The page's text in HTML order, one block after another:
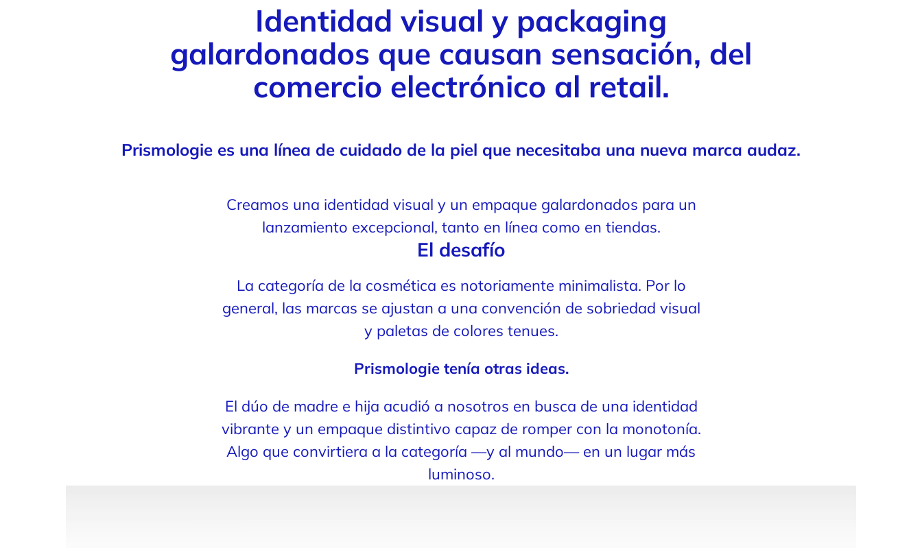
Identidad visual y packaging
galardonados que causan sensación, del
comercio electrónico al retail.
Prismologie es una línea de cuidado de la piel que necesitaba una nueva marca audaz.
Creamos una identidad visual y un empaque galardonados para un
lanzamiento excepcional, tanto en línea como en tiendas.
El desafío
La categoría de la cosmética es notoriamente minimalista. Por lo
general, las marcas se ajustan a una convención de sobriedad visual
y paletas de colores tenues.
Prismologie tenía otras ideas.
El dúo de madre e hija acudió a nosotros en busca de una identidad
vibrante y un empaque distintivo capaz de romper con la monotonía.
Algo que convirtiera a la categoría —y al mundo— en un lugar más
luminoso.